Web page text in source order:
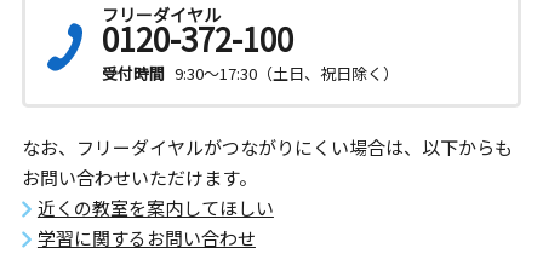
フリーダイヤル
0120-372-100
受付時間 9:30～17:30（土日、祝日除く）
なお、フリーダイヤルがつながりにくい場合は、以下からも
お問い合わせいただけます。
近くの教室を案内してほしい
学習に関するお問い合わせ